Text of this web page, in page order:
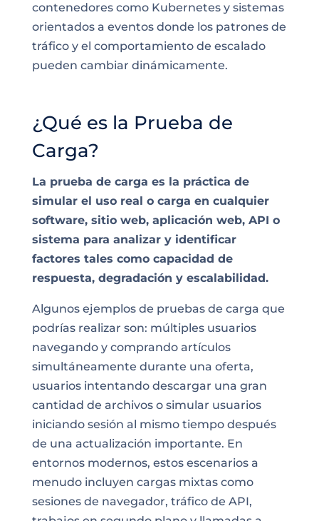
contenedores como Kubernetes y sistemas
orientados a eventos donde los patrones de
tráfico y el comportamiento de escalado
pueden cambiar dinámicamente.
¿Qué es la Prueba de
Carga?
La prueba de carga es la práctica de
simular el uso real o carga en cualquier
software, sitio web, aplicación web, API o
sistema para analizar y identificar
factores tales como capacidad de
respuesta, degradación y escalabilidad.
Algunos ejemplos de pruebas de carga que
podrías realizar son: múltiples usuarios
navegando y comprando artículos
simultáneamente durante una oferta,
usuarios intentando descargar una gran
cantidad de archivos o simular usuarios
iniciando sesión al mismo tiempo después
de una actualización importante. En
entornos modernos, estos escenarios a
menudo incluyen cargas mixtas como
sesiones de navegador, tráfico de API,